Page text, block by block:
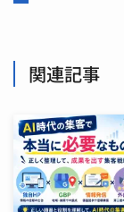
関連記事